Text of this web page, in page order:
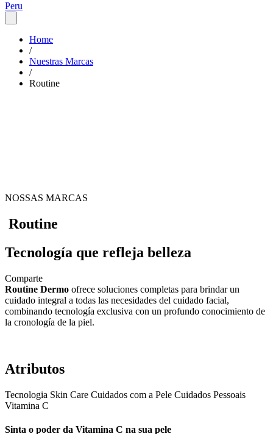
Peru
Home
/
Nuestras Marcas
/
Routine
NOSSAS MARCAS
Routine
Tecnología que refleja belleza
Comparte
Routine Dermo ofrece soluciones completas para brindar un
cuidado integral a todas las necesidades del cuidado facial,
combinando tecnología exclusiva con un profundo conocimiento de
la cronología de la piel.
Atributos
Tecnologia Skin Care Cuidados com a Pele Cuidados Pessoais
Vitamina C
Sinta o poder da Vitamina C na sua pele